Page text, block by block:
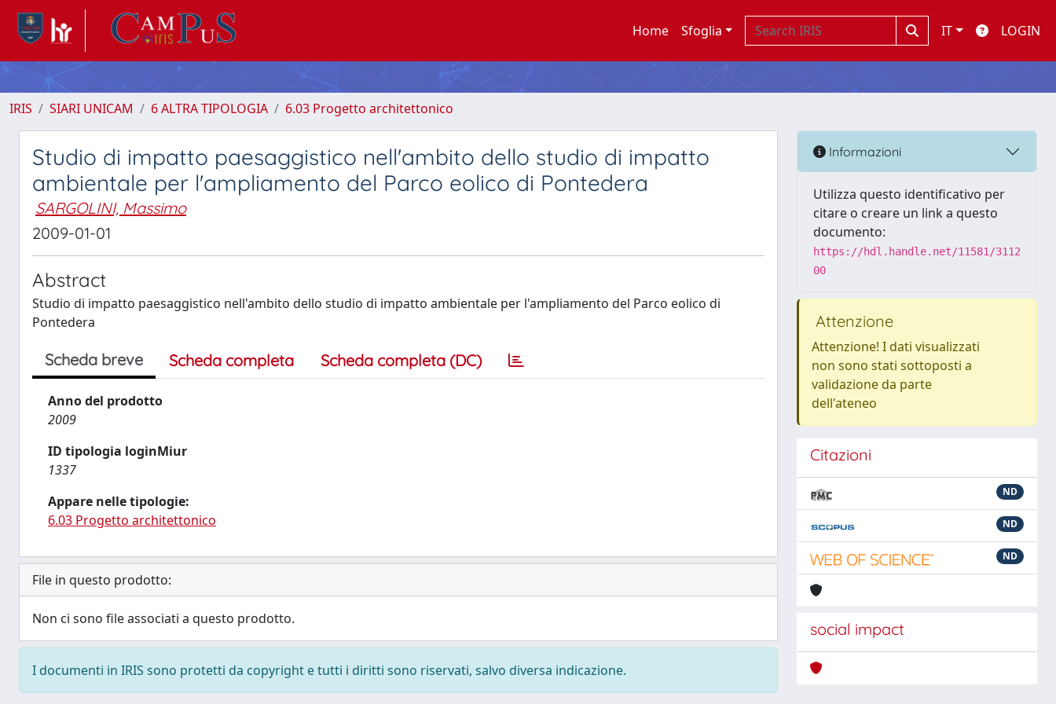
Home Sfoglia IT LOGIN
IRIS SIARI UNICAM 6 ALTRA TIPOLOGIA 6.03 Progetto architettonico
Studio di impatto paesaggistico nell'ambito dello studio di impatto
ambientale per l'ampliamento del Parco eolico di Pontedera
SARGOLINI, Massimo
2009-01-01
Abstract
Studio di impatto paesaggistico nell'ambito dello studio di impatto ambientale per l'ampliamento del Parco eolico di
Pontedera
Scheda breve Scheda completa Scheda completa (DC)
Anno del prodotto
2009
ID tipologia loginMiur
1337
Appare nelle tipologie:
6.03 Progetto architettonico
File in questo prodotto:
Non ci sono file associati a questo prodotto.
I documenti in IRIS sono protetti da copyright e tutti i diritti sono riservati, salvo diversa indicazione.
Informazioni
Utilizza questo identificativo per
citare o creare un link a questo
documento:
https://hdl.handle.net/11581/3112
00
Attenzione
Attenzione! I dati visualizzati
non sono stati sottoposti a
validazione da parte
dell'ateneo
Citazioni
ND
ND
ND
social impact